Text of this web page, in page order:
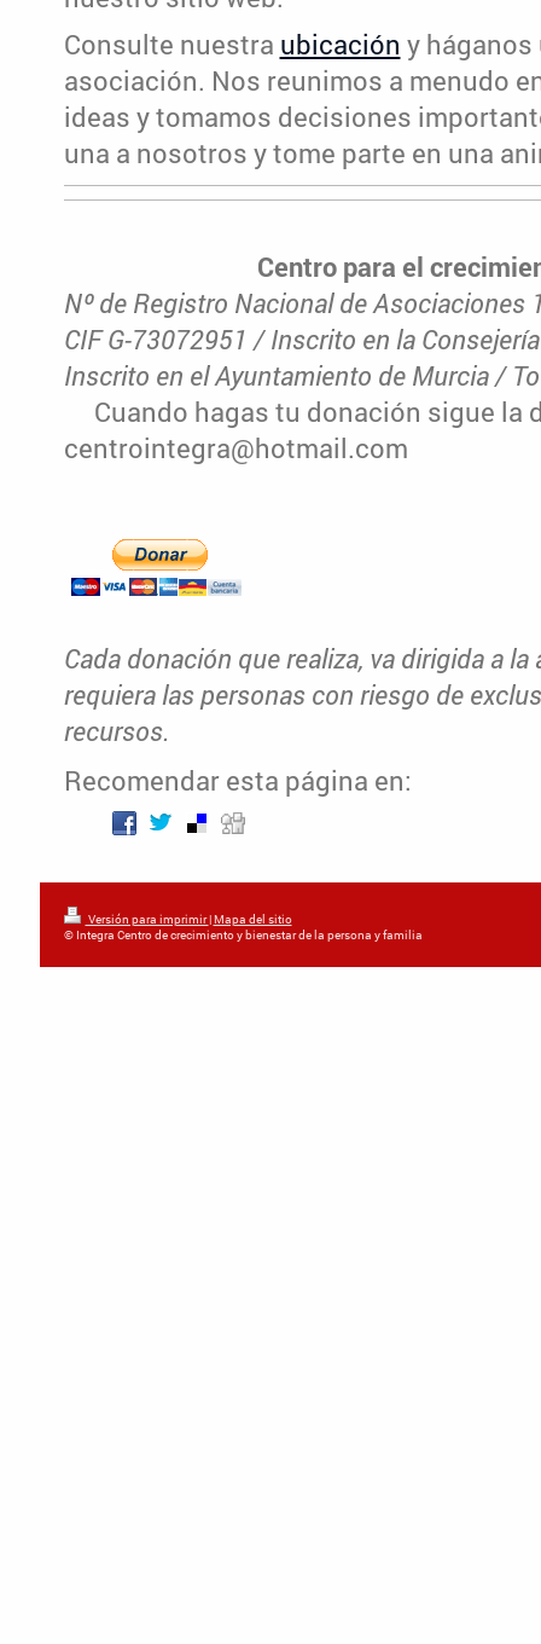
Consulte nuestra ubicación y
asociación. Nos reunimos a menudo
ideas y tomamos decisiones
una a nosotros y tome parte en una
Centro para el
Nº de Registro Nacional de
CIF G-73072951 / Inscrito en la
Inscrito en el Ayuntamiento de Murcia /
Cuando hagas tu donación sigue la
centrointegra@hotmail.com
Cada donación que realiza, va dirigida a
requiera las personas con riesgo de
recursos.
Recomendar esta página en:
Versión para imprimir|Mapa del sitio
© Integra Centro de crecimiento y bienestar de la persona y familia